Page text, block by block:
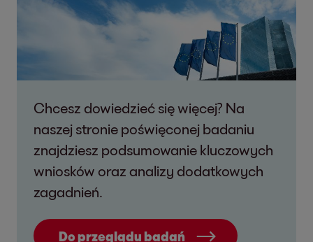
Chcesz dowiedzieć się więcej? Na
naszej stronie poświęconej badaniu
znajdziesz podsumowanie kluczowych
wniosków oraz analizy dodatkowych
zagadnień.
Do przeglądu badań